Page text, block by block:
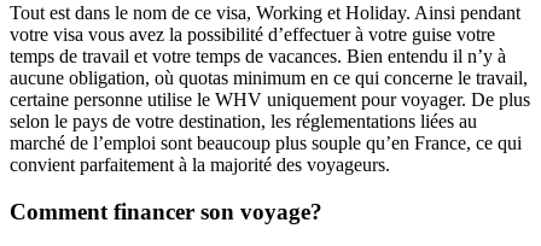
Tout est dans le nom de ce visa, Working et Holiday. Ainsi pendant
votre visa vous avez la possibilité d’effectuer à votre guise votre
temps de travail et votre temps de vacances. Bien entendu il n’y à
aucune obligation, où quotas minimum en ce qui concerne le travail,
certaine personne utilise le WHV uniquement pour voyager. De plus
selon le pays de votre destination, les réglementations liées au
marché de l’emploi sont beaucoup plus souple qu’en France, ce qui
convient parfaitement à la majorité des voyageurs.
Comment financer son voyage?